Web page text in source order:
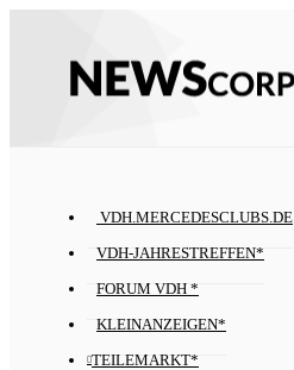
VDH.MERCEDESCLUBS.DE
VDH-JAHRESTREFFEN*
FORUM VDH *
KLEINANZEIGEN*
TEILEMARKT*